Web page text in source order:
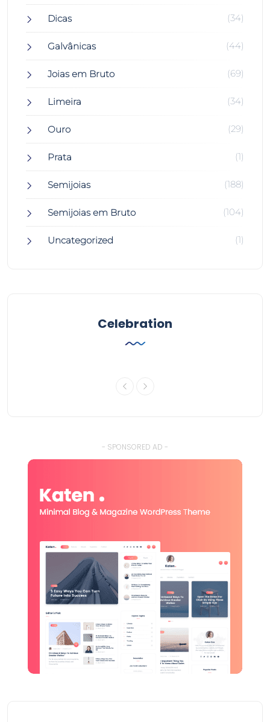
Dicas (34)
Galvânicas (44)
Joias em Bruto (69)
Limeira (34)
Ouro (29)
Prata (1)
Semijoias (188)
Semijoias em Bruto (104)
Uncategorized (1)
Celebration
- SPONSORED AD -